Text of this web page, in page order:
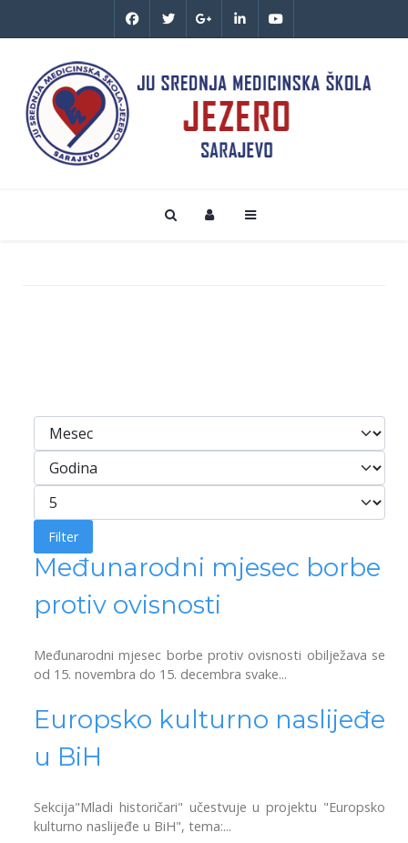
Filteri
Mesec
Godina
Prikaži broj
Filter
Međunarodni mjesec borbe
protiv ovisnosti
Međunarodni mjesec borbe protiv ovisnosti obilježava se
od 15. novembra do 15. decembra svake...
Europsko kulturno naslijeđe
u BiH
Sekcija"Mladi historičari" učestvuje u projektu "Europsko
kulturno naslijeđe u BiH", tema:...